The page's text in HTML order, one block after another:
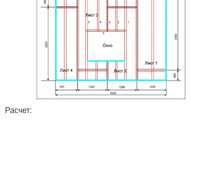
Потолок с монтажа Изысканный потолок
Каркас для
гипсокартона
Потолок от "дамир
Расчет: